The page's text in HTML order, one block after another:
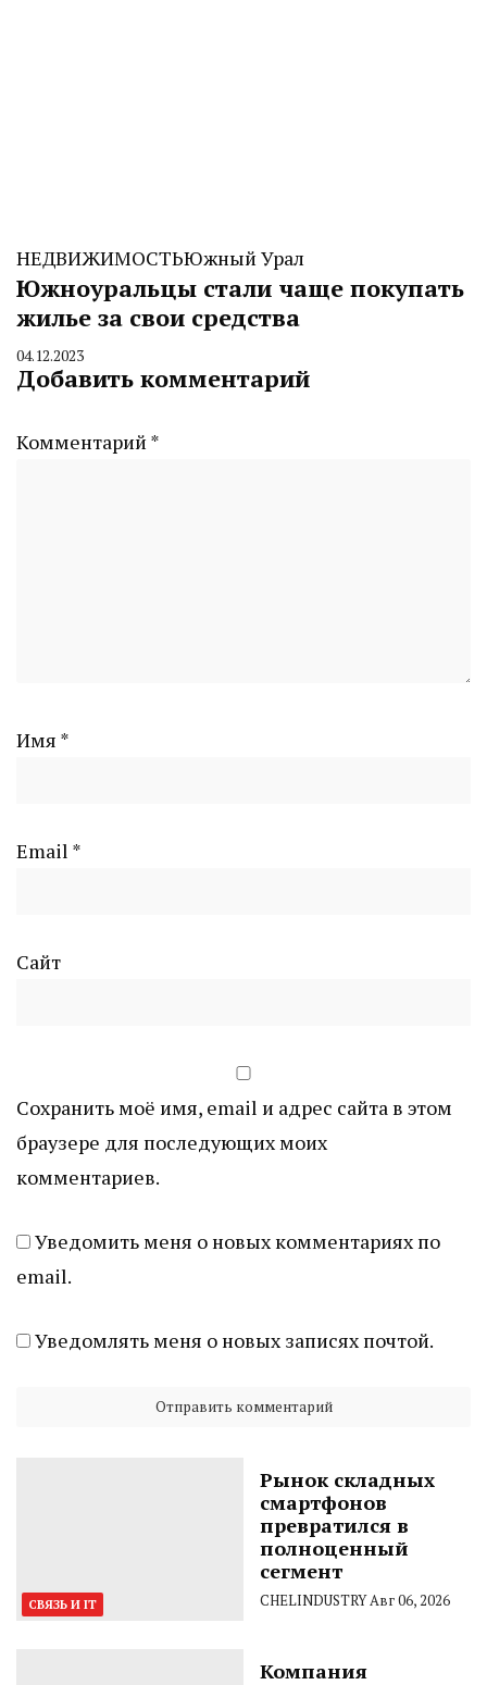
НЕДВИЖИМОСТЬЮжный Урал
Южноуральцы стали чаще покупать
жилье за свои средства
By
CHELINDUSTRY
04.12.2023
Добавить комментарий
Комментарий *
Имя *
Email *
Сайт
Сохранить моё имя, email и адрес сайта в этом
браузере для последующих моих
комментариев.
Уведомить меня о новых комментариях по
email.
Уведомлять меня о новых записях почтой.
СВЯЗЬ И IT
Рынок складных
смартфонов
превратился в
полноценный
сегмент
CHELINDUSTRYАвг 06, 2026
Компания